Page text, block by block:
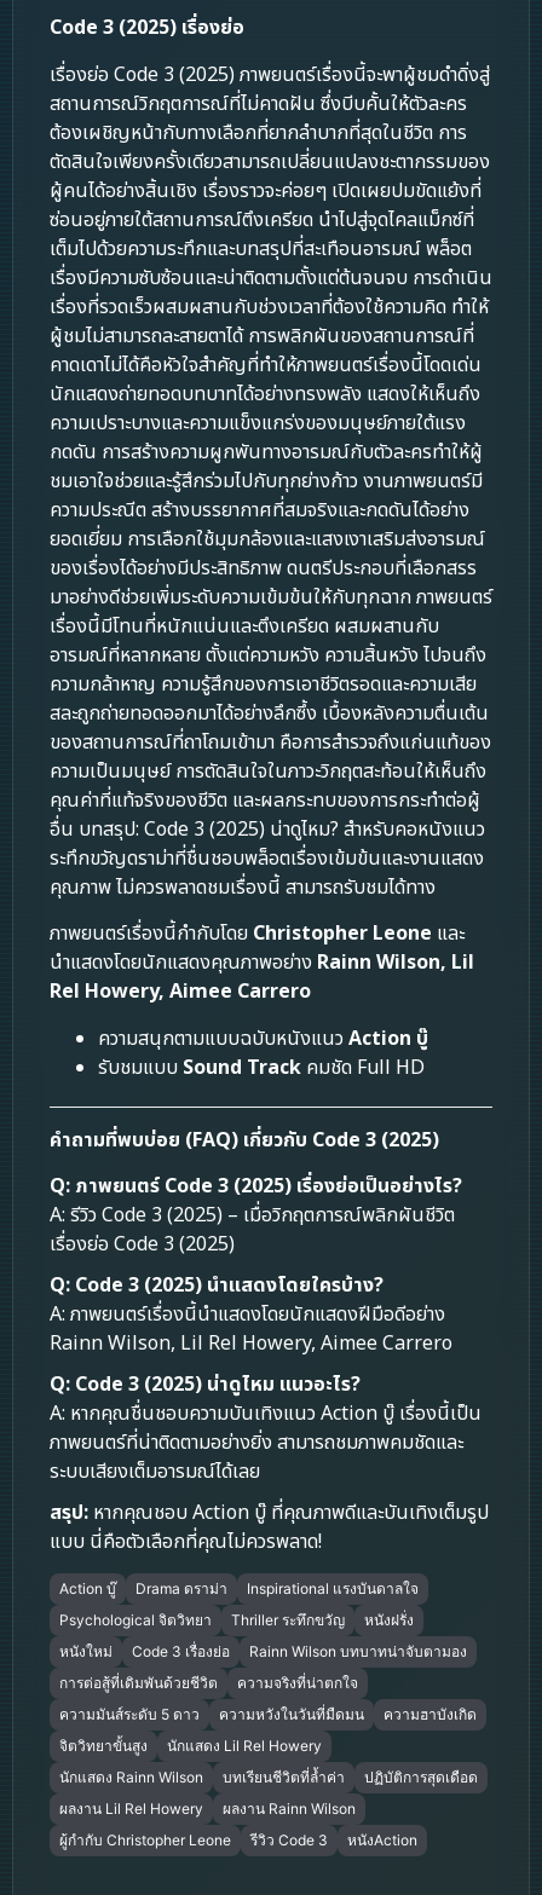
Code 3 (2025) เรื่องย่อ
เรื่องย่อ Code 3 (2025) ภาพยนตร์เรื่องนี้จะพาผู้ชมดำดิ่งสู่
สถานการณ์วิกฤตการณ์ที่ไม่คาดฝัน ซึ่งบีบคั้นให้ตัวละคร
ต้องเผชิญหน้ากับทางเลือกที่ยากลำบากที่สุดในชีวิต การ
ตัดสินใจเพียงครั้งเดียวสามารถเปลี่ยนแปลงชะตากรรมของ
ผู้คนได้อย่างสิ้นเชิง เรื่องราวจะค่อยๆ เปิดเผยปมขัดแย้งที่
ซ่อนอยู่ภายใต้สถานการณ์ตึงเครียด นำไปสู่จุดไคลแม็กซ์ที่
เต็มไปด้วยความระทึกและบทสรุปที่สะเทือนอารมณ์ พล็อต
เรื่องมีความซับซ้อนและน่าติดตามตั้งแต่ต้นจนจบ การดำเนิน
เรื่องที่รวดเร็วผสมผสานกับช่วงเวลาที่ต้องใช้ความคิด ทำให้
ผู้ชมไม่สามารถละสายตาได้ การพลิกผันของสถานการณ์ที่
คาดเดาไม่ได้คือหัวใจสำคัญที่ทำให้ภาพยนตร์เรื่องนี้โดดเด่น
นักแสดงถ่ายทอดบทบาทได้อย่างทรงพลัง แสดงให้เห็นถึง
ความเปราะบางและความแข็งแกร่งของมนุษย์ภายใต้แรง
กดดัน การสร้างความผูกพันทางอารมณ์กับตัวละครทำให้ผู้
ชมเอาใจช่วยและรู้สึกร่วมไปกับทุกย่างก้าว งานภาพยนตร์มี
ความประณีต สร้างบรรยากาศที่สมจริงและกดดันได้อย่าง
ยอดเยี่ยม การเลือกใช้มุมกล้องและแสงเงาเสริมส่งอารมณ์
ของเรื่องได้อย่างมีประสิทธิภาพ ดนตรีประกอบที่เลือกสรร
มาอย่างดีช่วยเพิ่มระดับความเข้มข้นให้กับทุกฉาก ภาพยนตร์
เรื่องนี้มีโทนที่หนักแน่นและตึงเครียด ผสมผสานกับ
อารมณ์ที่หลากหลาย ตั้งแต่ความหวัง ความสิ้นหวัง ไปจนถึง
ความกล้าหาญ ความรู้สึกของการเอาชีวิตรอดและความเสีย
สละถูกถ่ายทอดออกมาได้อย่างลึกซึ้ง เบื้องหลังความตื่นเต้น
ของสถานการณ์ที่ถาโถมเข้ามา คือการสำรวจถึงแก่นแท้ของ
ความเป็นมนุษย์ การตัดสินใจในภาวะวิกฤตสะท้อนให้เห็นถึง
คุณค่าที่แท้จริงของชีวิต และผลกระทบของการกระทำต่อผู้
อื่น บทสรุป: Code 3 (2025) น่าดูไหม? สำหรับคอหนังแนว
ระทึกขวัญดราม่าที่ชื่นชอบพล็อตเรื่องเข้มข้นและงานแสดง
คุณภาพ ไม่ควรพลาดชมเรื่องนี้ สามารถรับชมได้ทาง
ภาพยนตร์เรื่องนี้กำกับโดย Christopher Leone และ
นำแสดงโดยนักแสดงคุณภาพอย่าง Rainn Wilson, Lil
Rel Howery, Aimee Carrero
ความสนุกตามแบบฉบับหนังแนว Action บู๊
รับชมแบบ Sound Track คมชัด Full HD
คำถามที่พบบ่อย (FAQ) เกี่ยวกับ Code 3 (2025)
Q: ภาพยนตร์ Code 3 (2025) เรื่องย่อเป็นอย่างไร?
A: รีวิว Code 3 (2025) – เมื่อวิกฤตการณ์พลิกผันชีวิต
เรื่องย่อ Code 3 (2025)
Q: Code 3 (2025) นำแสดงโดยใครบ้าง?
A: ภาพยนตร์เรื่องนี้นำแสดงโดยนักแสดงฝีมือดีอย่าง
Rainn Wilson, Lil Rel Howery, Aimee Carrero
Q: Code 3 (2025) น่าดูไหม แนวอะไร?
A: หากคุณชื่นชอบความบันเทิงแนว Action บู๊ เรื่องนี้เป็น
ภาพยนตร์ที่น่าติดตามอย่างยิ่ง สามารถชมภาพคมชัดและ
ระบบเสียงเต็มอารมณ์ได้เลย
สรุป: หากคุณชอบ Action บู๊ ที่คุณภาพดีและบันเทิงเต็มรูป
แบบ นี่คือตัวเลือกที่คุณไม่ควรพลาด!
Action บู๊ Drama ดราม่า
Inspirational แรงบันดาลใจ
Psychological จิตวิทยา
Thriller ระทึกขวัญ
หนังฝรั่ง
หนังใหม่
Code 3 เรื่องย่อ
Rainn Wilson บทบาทน่าจับตามอง
การต่อสู้ที่เดิมพันด้วยชีวิต
ความจริงที่น่าตกใจ
ความมันส์ระดับ 5 ดาว
ความหวังในวันที่มืดมน
ความฮาบังเกิด
จิตวิทยาขั้นสูง
นักแสดง Lil Rel Howery
นักแสดง Rainn Wilson
บทเรียนชีวิตที่ล้ำค่า
ปฏิบัติการสุดเดือด
ผลงาน Lil Rel Howery
ผลงาน Rainn Wilson
ผู้กำกับ Christopher Leone
รีวิว Code 3 หนังAction